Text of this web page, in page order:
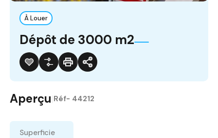
À Louer
Dépôt de 3000 m2
Aperçu Réf- 44212
Superficie